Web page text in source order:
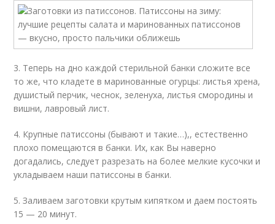
3. Теперь на дно каждой стерильной банки сложите все
то же, что кладете в маринованные огурцы: листья хрена,
душистый перчик, чеснок, зеленуха, листья смородины и
вишни, лавровый лист.
4. Крупные патиссоны (бывают и такие…),, естественно
плохо помещаются в банки. Их, как Вы наверно
догадались, следует разрезать на более мелкие кусочки и
укладываем наши патиссоны в банки.
5. Заливаем заготовки крутым кипятком и даем постоять
15 — 20 минут.